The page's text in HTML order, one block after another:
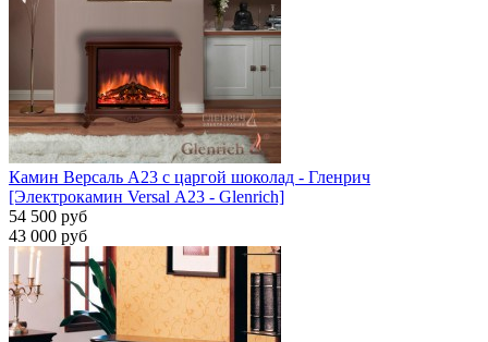
Камин Версаль A23 с царгой шоколад - Гленрич
[Электрокамин Versal А23 - Glenrich]
54 500 руб
43 000 руб